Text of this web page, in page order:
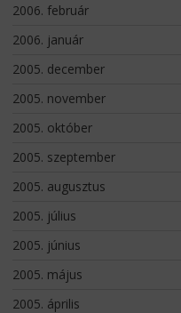
2006. február
2006. január
2005. december
2005. november
2005. október
2005. szeptember
2005. augusztus
2005. július
2005. június
2005. május
2005. április